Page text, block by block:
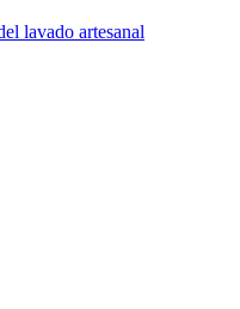
lavado artesanal